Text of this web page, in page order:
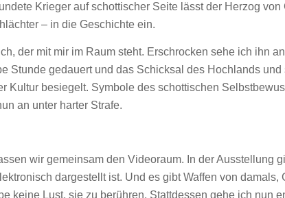
Krieger auf schottischer Seite lässt der Herzog
– in die Geschichte ein.
der mit mir im Raum steht. Erschrocken sehe ich ihn
Stunde gedauert und das Schicksal des Hochlands
Kultur besiegelt. Symbole des schottischen
an unter harter Strafe.
wir gemeinsam den Videoraum. In der Ausstellung
dargestellt ist. Und es gibt Waffen von damals,
keine Lust, sie zu berühren. Stattdessen gehe ich nun